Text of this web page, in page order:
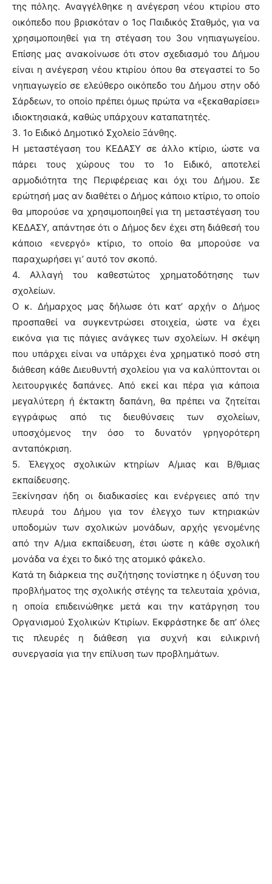
της πόλης. Αναγγέλθηκε η ανέγερση νέου κτιρίου στο
οικόπεδο που βρισκόταν ο 1ος Παιδικός Σταθμός, για να
χρησιμοποιηθεί για τη στέγαση του 3ου νηπιαγωγείου.
Επίσης μας ανακοίνωσε ότι στον σχεδιασμό του Δήμου
είναι η ανέγερση νέου κτιρίου όπου θα στεγαστεί το 5ο
νηπιαγωγείο σε ελεύθερο οικόπεδο του Δήμου στην οδό
Σάρδεων, το οποίο πρέπει όμως πρώτα να «ξεκαθαρίσει»
ιδιοκτησιακά, καθώς υπάρχουν καταπατητές.
3. 1ο Ειδικό Δημοτικό Σχολείο Ξάνθης.
Η μεταστέγαση του ΚΕΔΑΣΥ σε άλλο κτίριο, ώστε να
πάρει τους χώρους του το 1ο Ειδικό, αποτελεί
αρμοδιότητα της Περιφέρειας και όχι του Δήμου. Σε
ερώτησή μας αν διαθέτει ο Δήμος κάποιο κτίριο, το οποίο
θα μπορούσε να χρησιμοποιηθεί για τη μεταστέγαση του
ΚΕΔΑΣΥ, απάντησε ότι ο Δήμος δεν έχει στη διάθεσή του
κάποιο «ενεργό» κτίριο, το οποίο θα μπορούσε να
παραχωρήσει γι’ αυτό τον σκοπό.
4. Αλλαγή του καθεστώτος χρηματοδότησης των
σχολείων.
Ο κ. Δήμαρχος μας δήλωσε ότι κατ’ αρχήν ο Δήμος
προσπαθεί να συγκεντρώσει στοιχεία, ώστε να έχει
εικόνα για τις πάγιες ανάγκες των σχολείων. Η σκέψη
που υπάρχει είναι να υπάρχει ένα χρηματικό ποσό στη
διάθεση κάθε Διευθυντή σχολείου για να καλύπτονται οι
λειτουργικές δαπάνες. Από εκεί και πέρα για κάποια
μεγαλύτερη ή έκτακτη δαπάνη, θα πρέπει να ζητείται
εγγράφως από τις διευθύνσεις των σχολείων,
υποσχόμενος την όσο το δυνατόν γρηγορότερη
ανταπόκριση.
5. Έλεγχος σχολικών κτηρίων Α/μιας και Β/θμιας
εκπαίδευσης.
Ξεκίνησαν ήδη οι διαδικασίες και ενέργειες από την
πλευρά του Δήμου για τον έλεγχο των κτηριακών
υποδομών των σχολικών μονάδων, αρχής γενομένης
από την Α/μια εκπαίδευση, έτσι ώστε η κάθε σχολική
μονάδα να έχει το δικό της ατομικό φάκελο.
Κατά τη διάρκεια της συζήτησης τονίστηκε η όξυνση του
προβλήματος της σχολικής στέγης τα τελευταία χρόνια,
η οποία επιδεινώθηκε μετά και την κατάργηση του
Οργανισμού Σχολικών Κτιρίων. Εκφράστηκε δε απ’ όλες
τις πλευρές η διάθεση για συχνή και ειλικρινή
συνεργασία για την επίλυση των προβλημάτων.